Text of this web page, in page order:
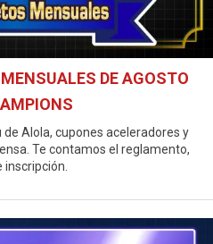
DE AGOSTO
de Alola, cupones aceleradores y
Te contamos el reglamento,